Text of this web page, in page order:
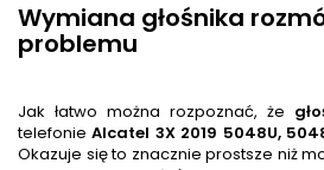
Wymiana głośnika
problemu
Jak łatwo można rozpoznać, że
telefonieAlcatel 3X 2019 5048U,
Okazuje się to znacznie prostsze niż